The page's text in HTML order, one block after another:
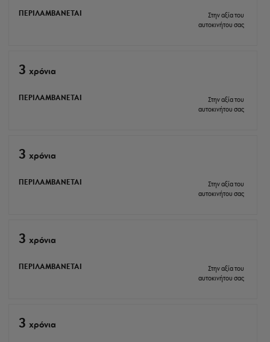
ΠΕΡΙΛΑΜΒΑΝΕΤΑΙ
Στην αξία του
αυτοκινήτου σας
3 xρόνια
ΠΕΡΙΛΑΜΒΑΝΕΤΑΙ
Στην αξία του
αυτοκινήτου σας
3 xρόνια
ΠΕΡΙΛΑΜΒΑΝΕΤΑΙ
Στην αξία του
αυτοκινήτου σας
3 xρόνια
ΠΕΡΙΛΑΜΒΑΝΕΤΑΙ
Στην αξία του
αυτοκινήτου σας
3 xρόνια